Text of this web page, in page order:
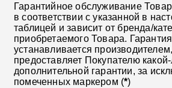
Гарантийное обслуживание
в соответствии с указанной в
таблицей и зависит от бренда/
приобретаемого Товара.
устанавливается
предоставляет Покупателю
дополнительной гарантии, за
помеченных маркером (*)